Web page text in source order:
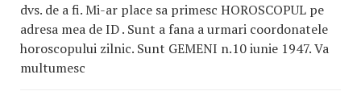
dvs. de a fi. Mi-ar place sa primesc HOROSCOPUL pe
adresa mea de ID . Sunt a fana a urmari coordonatele
horoscopului zilnic. Sunt GEMENI n.10 iunie 1947. Va
multumesc